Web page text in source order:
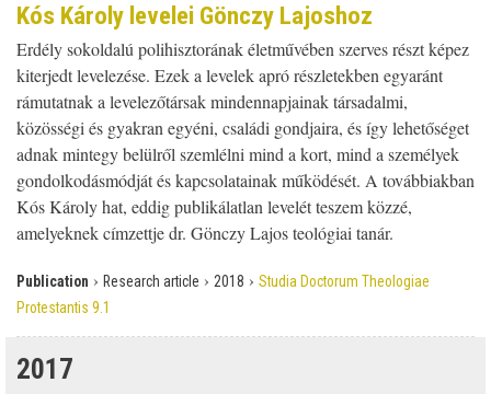
Kós Károly levelei Gönczy Lajoshoz
Erdély sokoldalú polihisztorának életművében szerves részt képez
kiterjedt levelezése. Ezek a levelek apró részletekben egyaránt
rámutatnak a levelezőtársak mindennapjainak társadalmi,
közösségi és gyakran egyéni, családi gondjaira, és így lehetőséget
adnak mintegy belülről szemlélni mind a kort, mind a személyek
gondolkodásmódját és kapcsolatainak működését. A továbbiakban
Kós Károly hat, eddig publikálatlan levelét teszem közzé,
amelyeknek címzettje dr. Gönczy Lajos teológiai tanár.
Publication › Research article › 2018 › Studia Doctorum Theologiae
Protestantis 9.1
2017